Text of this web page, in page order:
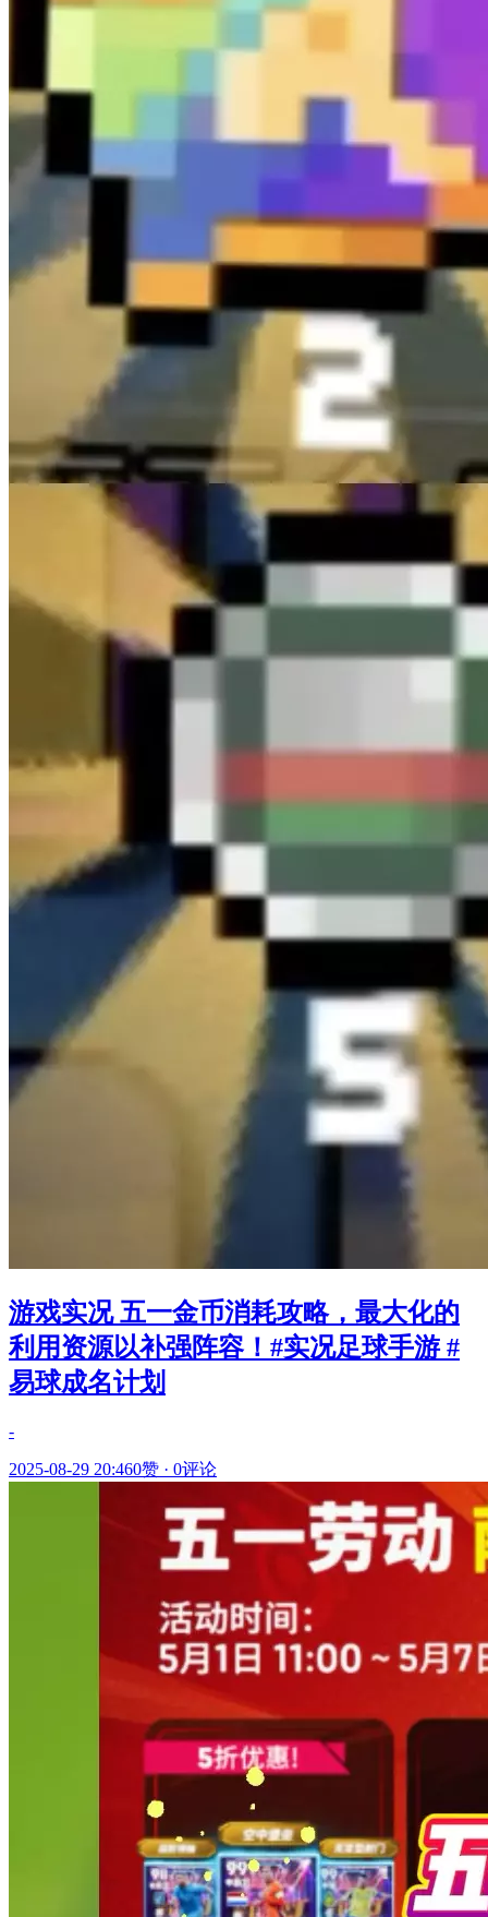
游戏实况 五一金币消耗攻略，最大化的
利用资源以补强阵容！#实况足球手游 #
易球成名计划
-
2025-08-29 20:460赞 · 0评论